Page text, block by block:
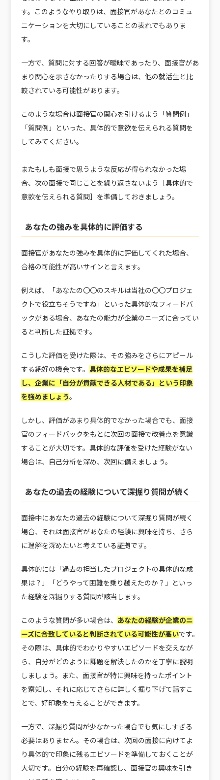
す。このようなやり取りは、面接官があなたとのコミュ
ニケーションを大切にしていることの表れでもありま
す。
一方で、質問に対する回答が曖昧であったり、面接官があ
まり関心を示さなかったりする場合は、他の就活生と比
較されている可能性があります。
このような場合は面接官の関心を引けるよう「質問例」
「質問例」といった、具体的で意欲を伝えられる質問を
してみてください。
またもしも面接で思うような反応が得られなかった場
合、次の面接で同じことを繰り返さないよう［具体的で
意欲を伝えられる質問］を準備しておきましょう。
あなたの強みを具体的に評価する
面接官があなたの強みを具体的に評価してくれた場合、
合格の可能性が高いサインと言えます。
例えば、「あなたの〇〇のスキルは当社の〇〇プロジェ
クトで役立ちそうですね」といった具体的なフィードバ
ックがある場合、あなたの能力が企業のニーズに合ってい
ると判断した証拠です。
こうした評価を受けた際は、その強みをさらにアピール
する絶好の機会です。 具体的なエピソードや成果を補足
し、企業に「自分が貢献できる人材である」という印象
を強めましょう。
しかし、評価があまり具体的でなかった場合でも、面接
官のフィードバックをもとに次回の面接で改善点を意識
することが大切です。具体的な評価を受けた経験がない
場合は、自己分析を深め、次回に備えましょう。
あなたの過去の経験について深掘り質問が続く
面接中にあなたの過去の経験について深掘り質問が続く
場合、それは面接官があなたの経験に興味を持ち、さら
に理解を深めたいと考えている証拠です。
具体的には「過去の担当したプロジェクトの具体的な成
果は？」「どうやって困難を乗り越えたのか？」といっ
た経験を深掘りする質問が該当します。
このような質問が多い場合は、 あなたの経験が企業のニ
ーズに合致していると判断されている可能性が高いです。
その際は、具体的でわかりやすいエピソードを交えなが
ら、自分がどのように課題を解決したのかを丁寧に説明
しましょう。また、面接官が特に興味を持ったポイント
を察知し、それに応じてさらに詳しく掘り下げて話すこ
とで、好印象を与えることができます。
一方で、深掘り質問が少なかった場合でも気にしすぎる
必要はありません。その場合は、次回の面接に向けてよ
り具体的で印象に残るエピソードを準備しておくことが
大切です。自分の経験を再確認し、面接官の興味を引き